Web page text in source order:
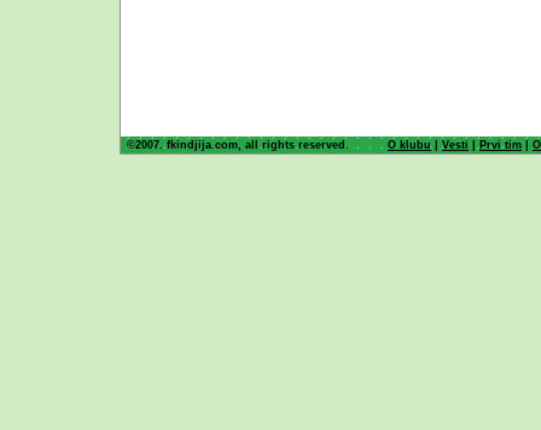
©2007. fkindjija.com, all rights reserved. O klubu |Vesti | Prvi tim |